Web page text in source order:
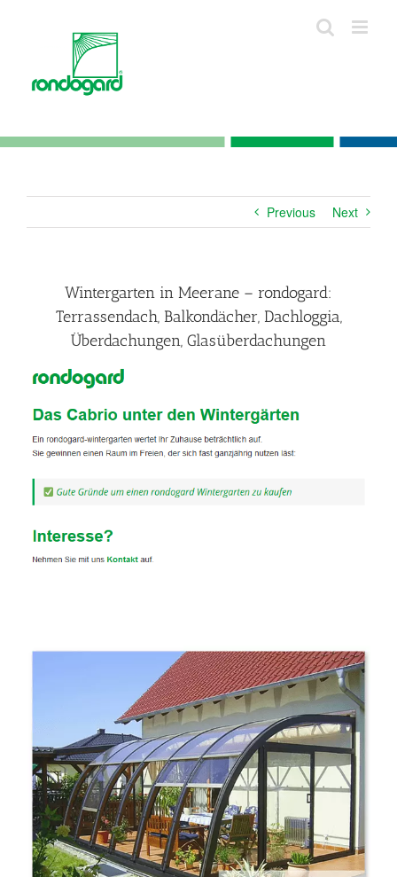
Previous Next
Wintergarten in Meerane – rondogard:
Terrassendach, Balkondächer, Dachloggia,
Überdachungen, Glasüberdachungen